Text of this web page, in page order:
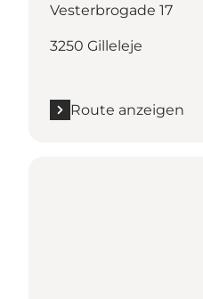
Vesterbrogade 17
3250 Gilleleje
Route anzeigen